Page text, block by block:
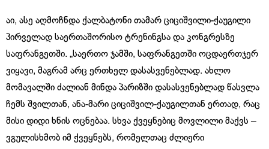
აი, ასე აღმოჩნდა ქალბატონი თამარ ციციშვილი-ქაუგილი
პირველად საერთაშორისო ტრენინგსა და კონგრესზე
საფრანგეთში. „საერთო ჯამში, საფრანგეთში ოცდაერთჯერ
ვიყავი, მაგრამ არც ერთხელ დასასვენებლად. ახლო
მომავალში ძალიან მინდა პარიზში დასასვენებლად წასვლა
ჩემს შვილთან, ანა-მარი ციციშვილ-ქაუგილთან ერთად, რაც
მისი დიდი ხნის ოცნებაა. სხვა ქვეყნებიც მოვლილი მაქვს –
ვგულისხმობ იმ ქვეყნებს, რომელთაც ძლიერი